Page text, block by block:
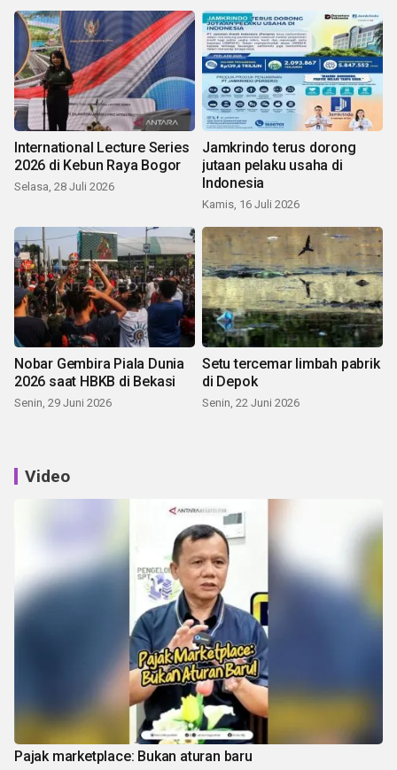
International Lecture Series
2026 di Kebun Raya Bogor
Selasa, 28 Juli 2026
Jamkrindo terus dorong
jutaan pelaku usaha di
Indonesia
Kamis, 16 Juli 2026
Nobar Gembira Piala Dunia
2026 saat HBKB di Bekasi
Senin, 29 Juni 2026
Setu tercemar limbah pabrik
di Depok
Senin, 22 Juni 2026
Video
Pajak marketplace: Bukan aturan baru